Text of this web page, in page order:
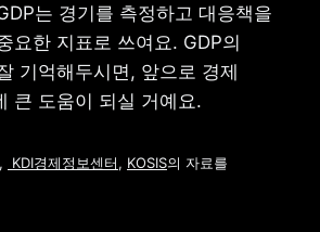
는 경기를 측정하고 대응책을
요한 지표로 쓰여요. GDP의
기억해두시면, 앞으로 경제
큰 도움이 되실 거예요.
, KDI경제정보센터, KOSIS의 자료를